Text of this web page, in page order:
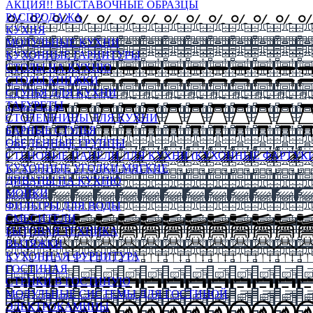
АКЦИЯ!! ВЫСТАВОЧНЫЕ ОБРАЗЦЫ
РАСПРОДАЖА
КУХНЯ
МОДУЛЬНЫЕ КУХНИ
КУХОННЫЕ ГАРНИТУРЫ
СТОЛЫ НА КУХНЮ
СТОЛЫ КНИЖКИ
СТУЛЬЯ ДЛЯ КУХНИ
ТАБУРЕТЫ
СТОЛЕШНИЦЫ ДЛЯ КУХНИ
БАРНЫЕ СТУЛЬЯ
ОБЕДЕННЫЕ ГРУППЫ
СТЕНОВЫЕ ПАНЕЛИ ДЛЯ КУХНИ (КУХОННЫЕ
КУХОННЫЕ УГОЛКИ МЯГКИЕ
ДИВАНЫ НА КУХНЮ
МОЙКИ
ФИЛЬТРЫ ДЛЯ ВОДЫ
СМЕСИТЕЛИ
БЫТОВАЯ ТЕХНИКА
ВЫТЯЖКИ
КУХОННАЯ ФУРНИТУРА
ГОСТИНАЯ
СТЕНКИ В ГОСТИНУЮ
МОДУЛЬНЫЕ СИСТЕМЫ ДЛЯ ГОСТИНОЙ
ЭЛЕКТРОКАМИНЫ